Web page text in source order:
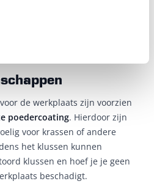
de werkplaats zijn voorzien
poedercoating. Hierdoor zijn
voor krassen of andere
het klussen kunnen
klussen en hoef je je geen
beschadigt.